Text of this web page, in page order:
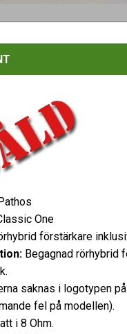
One
förstärkare
Begagnad rörhybrid
saknas i logotypen
fel på modellen).
i 8 Ohm.